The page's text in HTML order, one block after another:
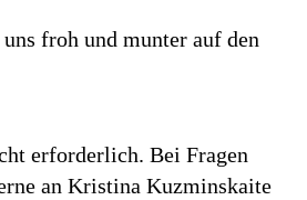
froh und munter auf den
erforderlich. Bei Fragen
an Kristina Kuzminskaite